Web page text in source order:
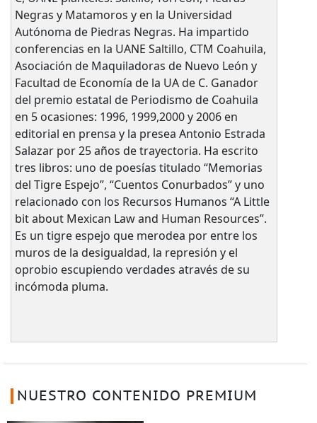
Negras y Matamoros y en la Universidad
Autónoma de Piedras Negras. Ha impartido
conferencias en la UANE Saltillo, CTM Coahuila,
Asociación de Maquiladoras de Nuevo León y
Facultad de Economía de la UA de C. Ganador
del premio estatal de Periodismo de Coahuila
en 5 ocasiones: 1996, 1999,2000 y 2006 en
editorial en prensa y la presea Antonio Estrada
Salazar por 25 años de trayectoria. Ha escrito
tres libros: uno de poesías titulado “Memorias
del Tigre Espejo”, “Cuentos Conurbados” y uno
relacionado con los Recursos Humanos “A Little
bit about Mexican Law and Human Resources”.
Es un tigre espejo que merodea por entre los
muros de la desigualdad, la represión y el
oprobio escupiendo verdades através de su
incómoda pluma.
NUESTRO CONTENIDO PREMIUM